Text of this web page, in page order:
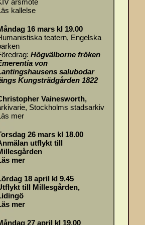
årsmöte
kallelse
16 mars kl 19.00
teatern, Engelska
Högvälborne fröken
von
salubodar
Kungsträdgården 1822
Vainesworth,
Stockholms stadsarkiv
mer
26 mars kl 18.00
utflykt till
mer
18 april kl 9.45
till Millesgården,
mer
27 april kl 19.00